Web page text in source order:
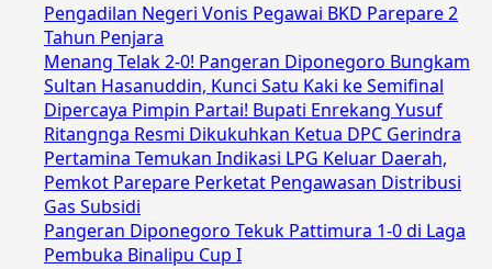
Pengadilan Negeri Vonis Pegawai BKD Parepare 2
Tahun Penjara
Menang Telak 2-0! Pangeran Diponegoro Bungkam
Sultan Hasanuddin, Kunci Satu Kaki ke Semifinal
Dipercaya Pimpin Partai! Bupati Enrekang Yusuf
Ritangnga Resmi Dikukuhkan Ketua DPC Gerindra
Pertamina Temukan Indikasi LPG Keluar Daerah,
Pemkot Parepare Perketat Pengawasan Distribusi
Gas Subsidi
Pangeran Diponegoro Tekuk Pattimura 1-0 di Laga
Pembuka Binalipu Cup I